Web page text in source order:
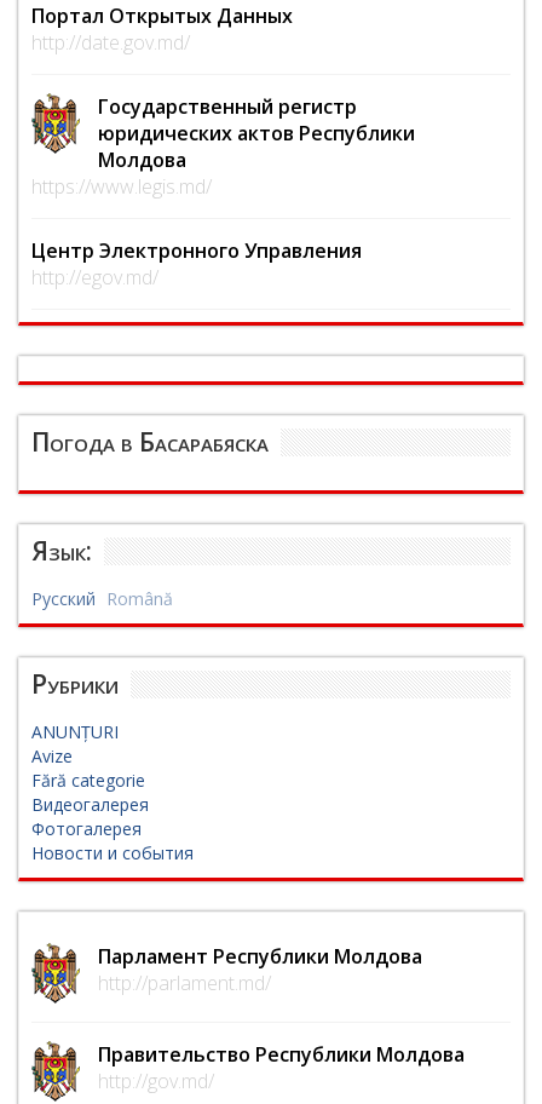
Портал Открытых Данных
http://date.gov.md/
Государственный регистр
юридических актов Республики
Молдова
https://www.legis.md/
Центр Электронного Управления
http://egov.md/
Погода в Басарабяска
Язык:
Русский Română
Рубрики
ANUNȚURI
Avize
Fără categorie
Видеогалерея
Фотогалерея
Новости и события
Парламент Республики Молдова
http://parlament.md/
Правительство Республики Молдова
http://gov.md/